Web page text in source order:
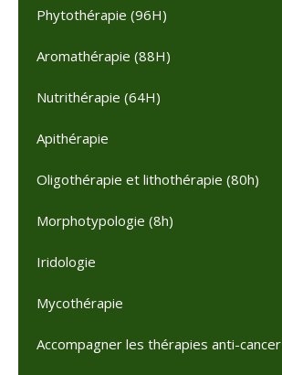
Phytothérapie (96H)
Aromathérapie (88H)
Nutrithérapie (64H)
Apithérapie
Oligothérapie et lithothérapie (80h)
Morphotypologie (8h)
Iridologie
Mycothérapie
Accompagner les thérapies anti-cancer